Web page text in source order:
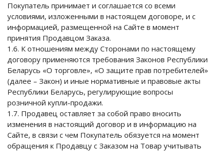
Покупатель принимает и соглашается со всеми
условиями, изложенными в настоящем договоре, и с
информацией, размещенной на Сайте в момент
принятия Продавцом Заказа.
1.6. К отношениям между Сторонами по настоящему
договору применяются требования Законов Республики
Беларусь «О торговле», «О защите прав потребителей»
(далее – Закон) и иные нормативные и правовые акты
Республики Беларусь, регулирующие вопросы
розничной купли-продажи.
1.7. Продавец оставляет за собой право вносить
изменения в настоящий договор и в информацию на
Сайте, в связи с чем Покупатель обязуется на момент
обращения к Продавцу с Заказом на Товар учитывать